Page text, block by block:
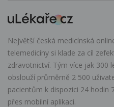
Největší česká medicínská
telemedicíny si klade za cíl
zdravotnictví. Tým více jak 300
obslouží průměrně 2 500
pacientům k dispozici 24 hodin
přes mobilní aplikaci.